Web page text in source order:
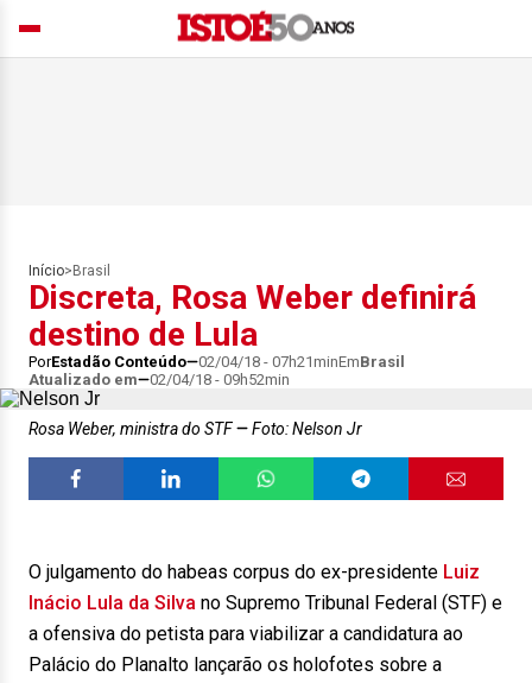
Início> Brasil
Discreta, Rosa Weber definirá
destino de Lula
PorEstadão Conteúdo 02/04/18 - 07h21minEmBrasil
Atualizado em
02/04/18 - 09h52min
Rosa Weber, ministra do STF Foto: Nelson Jr
O julgamento do habeas corpus do ex-presidente Luiz
Inácio Lula da Silva no Supremo Tribunal Federal (STF) e
a ofensiva do petista para viabilizar a candidatura ao
Palácio do Planalto lançarão os holofotes sobre a